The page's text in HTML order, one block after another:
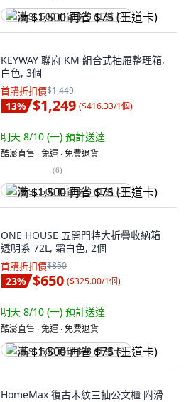
满 $1,500 再省 $75 (王道卡)
KEYWAY 聯府 KM 組合式抽屜整理箱,
白色, 3個
首購折扣價$1,449
13% $1,249 ($416.33/1個)
明天 8/10 (一) 預計送達
酷澎直售 ∙ 免運 ∙ 免費退貨
(6)
满 $1,500 再省 $75 (王道卡)
ONE HOUSE 五開門特大折疊收納箱
透明系 72L, 霜白色, 2個
首購折扣價$850
23% $650 ($325.00/1個)
明天 8/10 (一) 預計送達
酷澎直售 ∙ 免運 ∙ 免費退貨
满 $1,500 再省 $75 (王道卡)
HomeMax 復古木紋三抽公文櫃 附滑